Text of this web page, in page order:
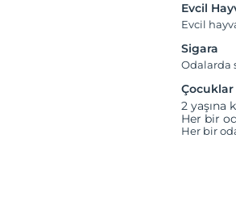
Evcil
Evcil
Sigara
Odalarda
Çocuklar
2 yaşına
Her bir
Her bir